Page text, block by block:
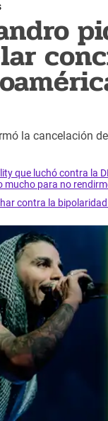
la cancelación
que luchó contra la
mucho para no
contra la bipolaridad